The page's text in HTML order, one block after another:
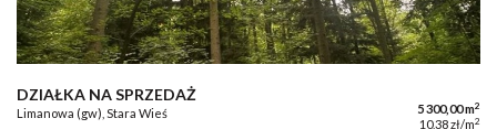
DZIAŁKA NA SPRZEDAŻ
Limanowa (gw), Stara Wieś 5 300,00 m2
10,38 zł/m2